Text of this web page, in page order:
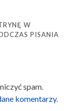
W
PISANIA
spam.
komentarzy.